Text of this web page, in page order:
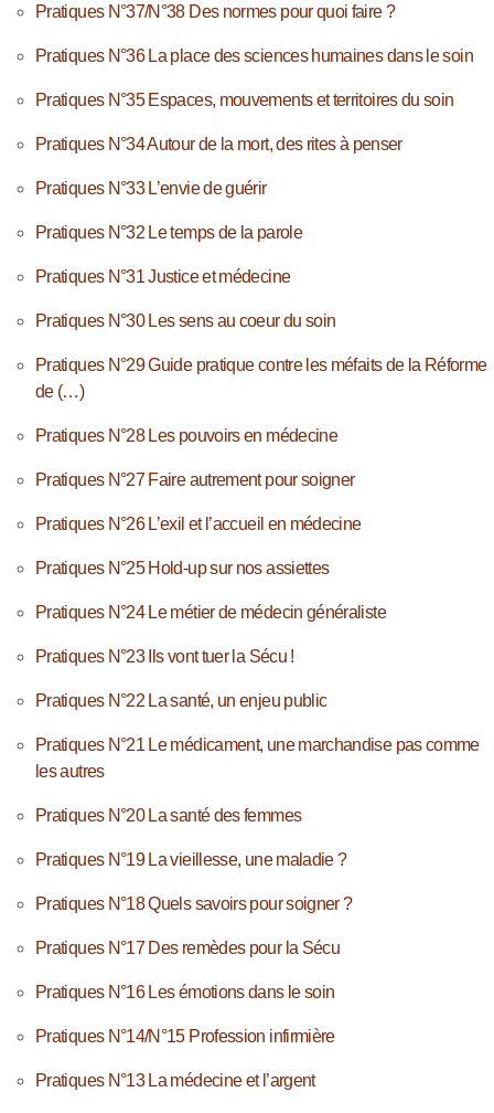
Pratiques N°37/N°38 Des normes pour quoi faire ?
Pratiques N°36 La place des sciences humaines dans le soin
Pratiques N°35 Espaces, mouvements et territoires du soin
Pratiques N°34 Autour de la mort, des rites à penser
Pratiques N°33 L’envie de guérir
Pratiques N°32 Le temps de la parole
Pratiques N°31 Justice et médecine
Pratiques N°30 Les sens au coeur du soin
Pratiques N°29 Guide pratique contre les méfaits de la Réforme
de (…)
Pratiques N°28 Les pouvoirs en médecine
Pratiques N°27 Faire autrement pour soigner
Pratiques N°26 L’exil et l’accueil en médecine
Pratiques N°25 Hold-up sur nos assiettes
Pratiques N°24 Le métier de médecin généraliste
Pratiques N°23 Ils vont tuer la Sécu !
Pratiques N°22 La santé, un enjeu public
Pratiques N°21 Le médicament, une marchandise pas comme
les autres
Pratiques N°20 La santé des femmes
Pratiques N°19 La vieillesse, une maladie ?
Pratiques N°18 Quels savoirs pour soigner ?
Pratiques N°17 Des remèdes pour la Sécu
Pratiques N°16 Les émotions dans le soin
Pratiques N°14/N°15 Profession infirmière
Pratiques N°13 La médecine et l’argent